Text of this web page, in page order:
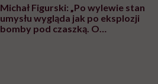
Michał Figurski: „Po wylewie stan
umysłu wygląda jak po eksplozji
bomby pod czaszką. O